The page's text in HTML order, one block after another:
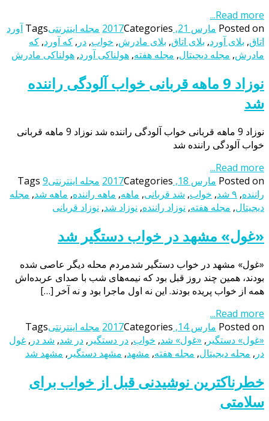
Read more...
Posted on مارس 21, 2017 Categories مجله اینترنتیTags آورد
اتاق, بلای آورد, بلای اتاق, بلای مادرش, خواب, در , که آورد, که
مادرش, مجله دیجیتال, مجله هفته, هولناکی آورد, هولناکی مادرش
نوزاد 9 ماهه قربانی خواب آلودگی راننده
شد
نوزاد 9 ماهه قربانی خواب آلودگی راننده شد نوزاد 9 ماهه قربانی
خواب آلودگی راننده شد
Read more...
Posted on مارس 18, 2017 Categories مجله اینترنتی Tags 9
راننده, ۹ شد , خواب, شد قربانی, ماهه, ماهه راننده, ماهه شد, مجله
دیجیتال, مجله هفته, نوزاد راننده, نوزاد شد, نوزاد قربانی
«غول» مشهد در خواب دستگیر شد
«غول» مشهد در خواب دستگیر شدمردم محله دیگر عاصی شده
بودند، همین چند روز قبل بود که نیمه‌های شب با صدای عربده‌اش
همه از خواب پریده بودند. این نه اول ماجرا بود و نه آخر […]
Read more...
Posted on مارس 14, 2017 Categories مجله اینترنتیTags
«غول» دستگیر , «غول» شد, خواب, در دستگیر , در شد, شد در , غول
در , مجله دیجیتال, مجله هفته, مشهد, مشهد دستگیر , مشهد شد
خطرناکترین نوشیدنی قبل از خواب برای
سلامتی